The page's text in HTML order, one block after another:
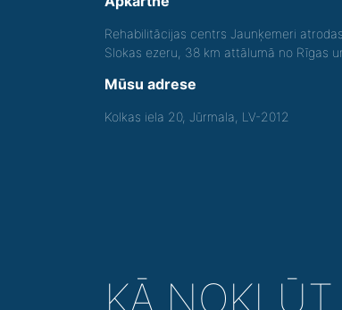
Rehabilitācijas centrs Jaunķemeri
Slokas ezeru, 38 km attālumā no Rīgas
Mūsu adrese
Kolkas iela 20, Jūrmala, LV-2012
KĀ NOKĻŪT